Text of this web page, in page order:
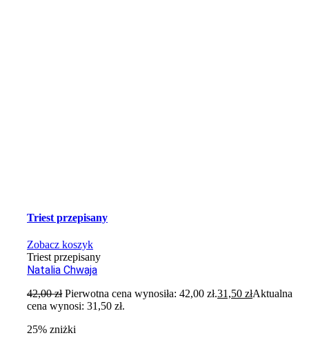
Triest przepisany
Zobacz koszyk
Triest przepisany
Natalia Chwaja
42,00zł Pierwotna cena wynosiła: 42,00 zł.31,50złAktualna
cena wynosi: 31,50 zł.
25% zniżki